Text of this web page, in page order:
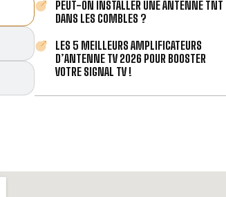
PEUT-ON INSTALLER UNE ANTENNE TNT
DANS LES COMBLES ?
LES 5 MEILLEURS AMPLIFICATEURS
D’ANTENNE TV 2026 POUR BOOSTER
VOTRE SIGNAL TV !